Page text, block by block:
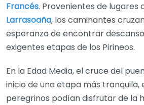
Francés. Provenientes de lugares
Larrasoaña, los caminantes
esperanza de encontrar
exigentes etapas de los Pirineos.
En la Edad Media, el cruce del
inicio de una etapa más tranquila,
peregrinos podían disfrutar de la